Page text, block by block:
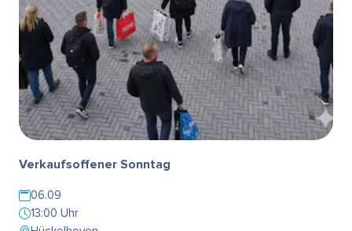
Verkaufsoffener Sonntag
06.09
13:00 Uhr